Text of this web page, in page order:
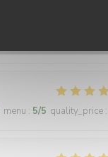
menu : 5/5 quality_price :